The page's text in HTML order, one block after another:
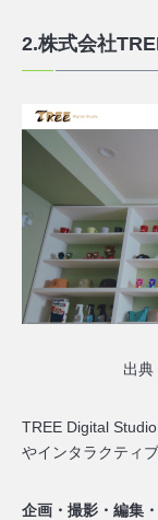
2.株式会社
出典
TREE Digital
やインタラクティ
企画・撮影・編集